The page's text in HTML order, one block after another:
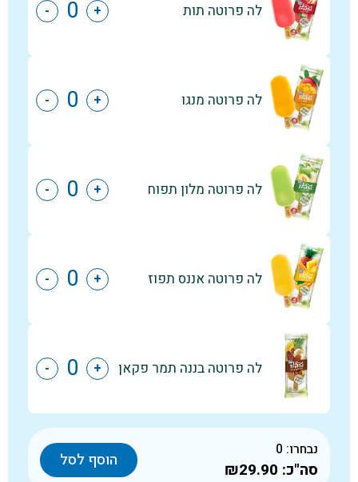
לה פרוטה תות +
-
לה פרוטה מנגו +
-
לה פרוטה מלון תפוח +
-
לה פרוטה אננס תפוז +
-
לה פרוטה בננה תמר פקאן +
-
נבחרו: 0
סה"כ: ₪29.90 הוסף לסל